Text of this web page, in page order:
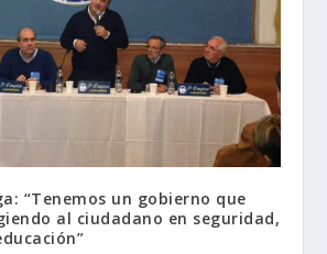
“Tenemos un gobierno que
al ciudadano en seguridad,